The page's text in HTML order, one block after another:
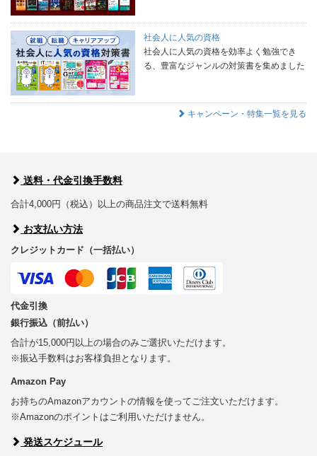
社会人に人気の資格
社会人に人気の資格を効率よく勉強でき
る、豊富なジャンルの対策書を集めました
キャンペーン・特集一覧を見る
送料・代金引換手数料
合計4,000円（税込）以上の商品注文で送料無料
お支払い方法
クレジットカード（一括払い）
代金引換
銀行振込（前払い）
合計が15,000円以上の場合のみご選択いただけます。
※振込手数料はお客様負担となります。
Amazon Pay
お持ちのAmazonアカウントの情報を使ってご注文いただけます。
※Amazonのポイントはご利用いただけません。
発送スケジュール